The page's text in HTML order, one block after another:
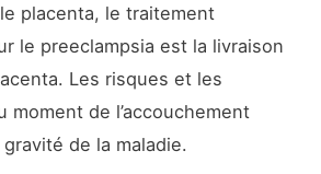
placenta, le traitement
le preeclampsia est la livraison
Les risques et les
moment de l’accouchement
de la maladie.